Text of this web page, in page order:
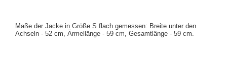
Maße der Jacke in Größe S flach gemessen: Breite unter den
Achseln - 52 cm, Ärmellänge - 59 cm, Gesamtlänge - 59 cm.